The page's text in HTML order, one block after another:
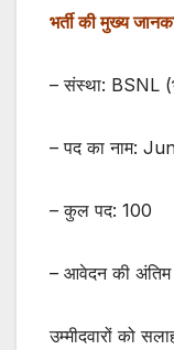
भर्ती की मुख्य
– संस्था: BSNL
– पद का नाम:
– कुल पद: 100
– आवेदन की
उम्मीदवारों को